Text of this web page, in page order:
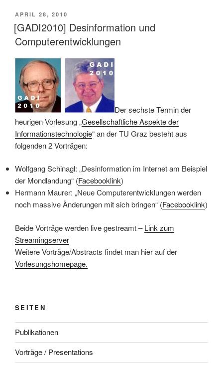
VERÖFFENTLICHT
AM
APRIL 28, 2010
[GADI2010] Desinformation und
Computerentwicklungen
Der sechste Termin der
heurigen Vorlesung „Gesellschaftliche Aspekte der
Informationstechnologie“ an der TU Graz besteht aus
folgenden 2 Vorträgen:
Wolfgang Schinagl: „Desinformation im Internet am Beispiel
der Mondlandung“ (Facebooklink)
Hermann Maurer: „Neue Computerentwicklungen werden
noch massive Änderungen mit sich bringen“ (Facebooklink)
Beide Vorträge werden live gestreamt –Link zum
Streamingserver
Weitere Vorträge/Abstracts findet man hier auf der
Vorlesungshomepage.
SEITEN
Publikationen
Vorträge / Presentations